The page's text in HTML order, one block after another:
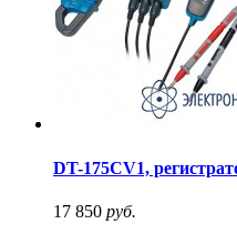
DT-175CV1,
17 850 руб.